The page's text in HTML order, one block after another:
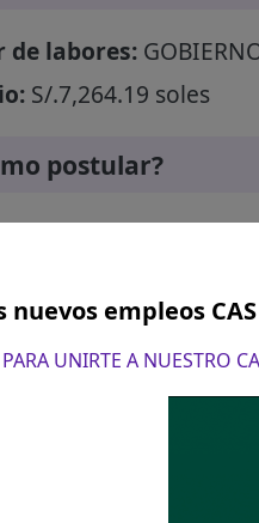
de labores:
S/.7,264.19 soles
postular?
nuevos empleos
UNIRTE A NUESTRO